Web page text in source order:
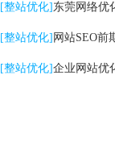
关键词|自然排名优化
[整站优化] 东莞网络优
提升网站转化率
[整站优化] 网站SEO前
作
[整站优化]企业网站优